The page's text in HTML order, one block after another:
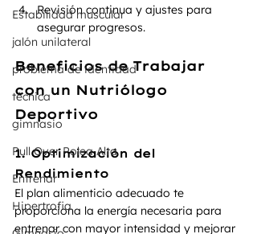
Estabilidad muscular
jalón unilateral
problema de identidad
técnica
gimnasio
Pull Over Polea Alta
Entrenar
Hipertrofia
Revisión continua y ajustes para
asegurar progresos.
Beneficios de Trabajar
con un Nutriólogo
Deportivo
1. Optimización del
Rendimiento
El plan alimenticio adecuado te
proporciona la energía necesaria para
entrenar con mayor intensidad y mejorar